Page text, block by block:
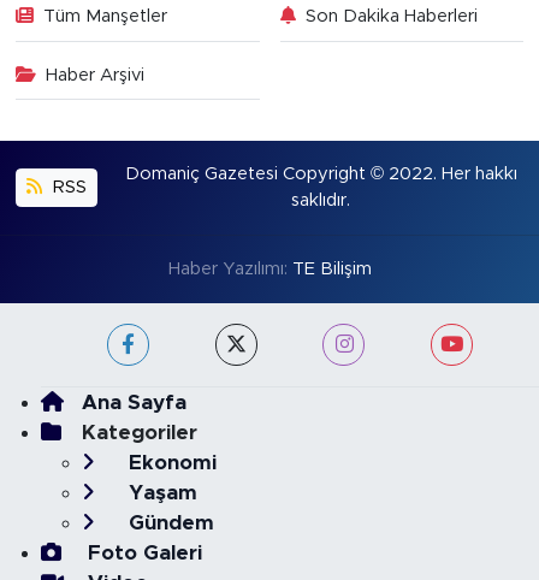
Tüm Manşetler Son Dakika Haberleri
Haber Arşivi
RSS
Domaniç Gazetesi Copyright © 2022. Her hakkı
saklıdır.
Haber Yazılımı: TE Bilişim
Ana Sayfa
Kategoriler
Ekonomi
Yaşam
Gündem
Foto Galeri